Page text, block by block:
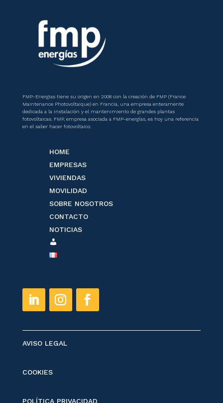
FMP-Energias tiene su origen en 2008 con la creación de FMP (France
Maintenance Photovoltaique) en Francia, una empresa enteramente
dedicada a la instalación y el mantenimiento de grandes plantas
fotovoltaicas. FMP, empresa asociada a FMP-energías, es hoy una referencia
en el saber hacer fotovoltaico.
HOME
EMPRESAS
VIVIENDAS
MOVILIDAD
SOBRE NOSOTROS
CONTACTO
NOTICIAS
CLIENT
AVISO LEGAL
COOKIES
POLÍTICA PRIVACIDAD